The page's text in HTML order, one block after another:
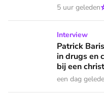
5 uur geleden
Patrick Baris zoekt
Interview
Patrick
in drugs en
bij een
een dag